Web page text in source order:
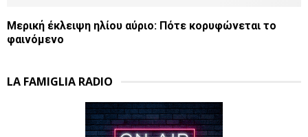
Μερική έκλειψη ηλίου αύριο: Πότε κορυφώνεται το
φαινόμενο
LA FAMIGLIA RADIO